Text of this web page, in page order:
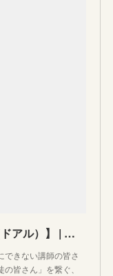
講師を自分で選ぶなら【DooRu（ドアル）】 | 塾講師×オンライン×個別授業の新サービス
できない講師の皆さ
皆さん」を繋ぐ、